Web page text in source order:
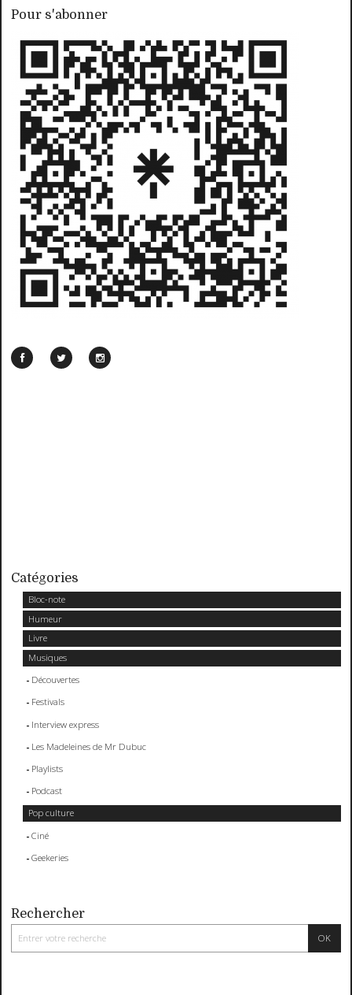
Pour s'abonner
Catégories
Bloc-note
Humeur
Livre
Musiques
Découvertes
Festivals
Interview express
Les Madeleines de Mr Dubuc
Playlists
Podcast
Pop culture
Ciné
Geekeries
Rechercher